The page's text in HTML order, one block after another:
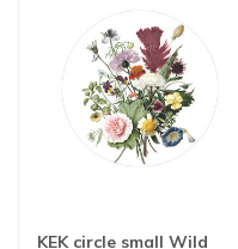
KEK circle small Wild